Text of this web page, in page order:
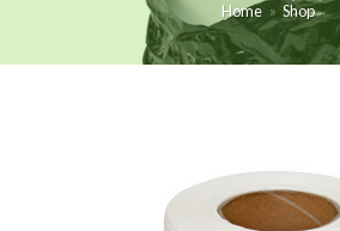
Home » Shop